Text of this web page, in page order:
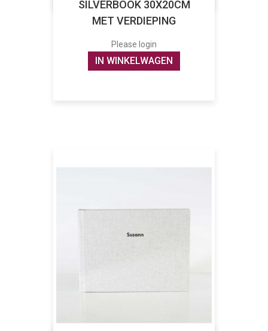
SILVERBOOK 30X20CM
MET VERDIEPING
Please login
IN WINKELWAGEN